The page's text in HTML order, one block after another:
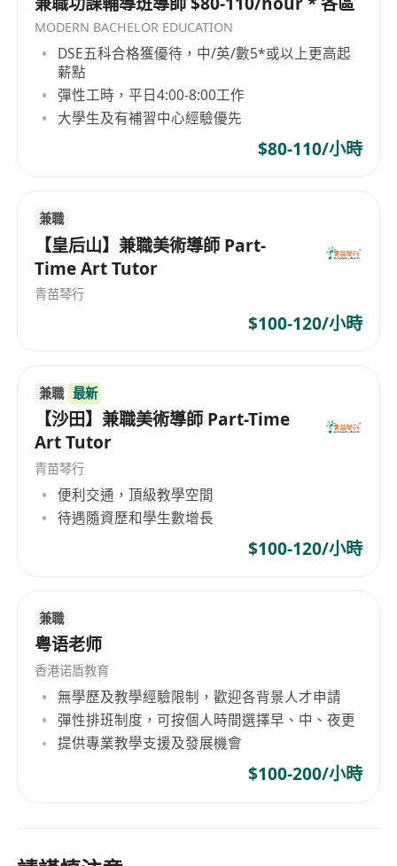
MODERN BACHELOR EDUCATION
DSE五科合格獲優待，中/英/數5*或以上更高起
薪點
彈性工時，平日4:00-8:00工作
大學生及有補習中心經驗優先
$80-110/小時
兼職
【皇后山】兼職美術導師 Part-
Time Art Tutor
青苗琴行
$100-120/小時
兼職 最新
【沙田】兼職美術導師 Part-Time
Art Tutor
青苗琴行
便利交通，頂級教學空間
待遇隨資歷和學生數增長
$100-120/小時
兼職
粤语老师
香港诺盾教育
無學歷及教學經驗限制，歡迎各背景人才申請
彈性排班制度，可按個人時間選擇早、中、夜更
提供專業教學支援及發展機會
$100-200/小時